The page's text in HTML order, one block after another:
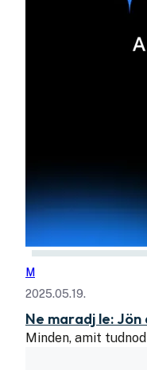
M
2025.05.19.
Ne maradj le:
Minden, amit